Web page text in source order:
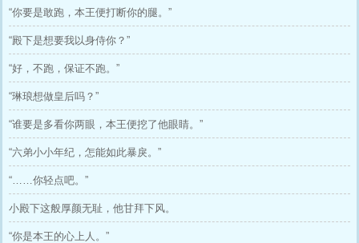
“你要是敢跑，本王便打断你的腿。”
“殿下是想要我以身侍你？”
“好，不跑，保证不跑。”
“琳琅想做皇后吗？”
“谁要是多看你两眼，本王便挖了他眼睛。”
“六弟小小年纪，怎能如此暴戾。”
“……你轻点吧。”
小殿下这般厚颜无耻，他甘拜下风。
“你是本王的心上人。”